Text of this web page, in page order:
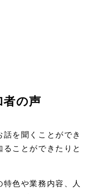
者の声
を聞くことができ
ことができたりと
色や業務内容、人